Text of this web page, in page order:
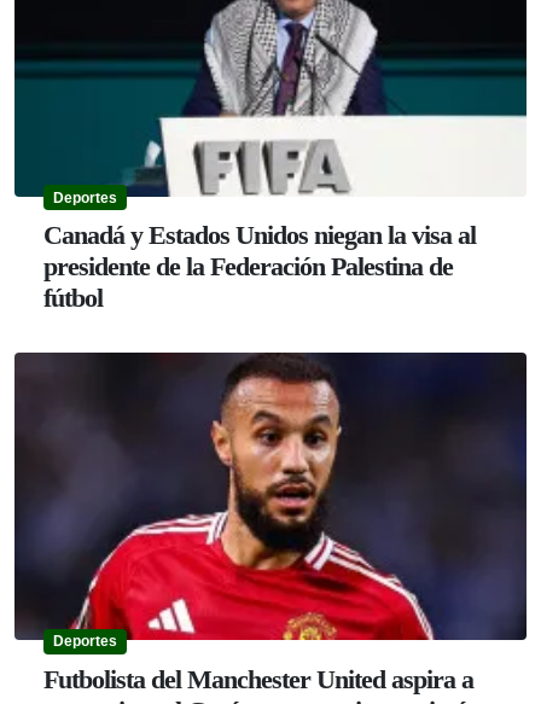
Deportes
Canadá y Estados Unidos niegan la visa al
presidente de la Federación Palestina de
fútbol